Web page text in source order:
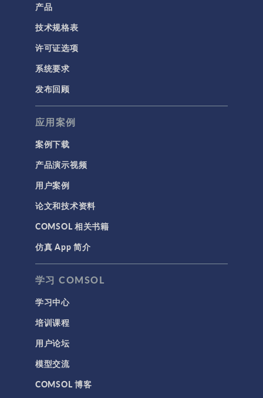
产品
技术规格表
许可证选项
系统要求
发布回顾
应用案例
案例下载
产品演示视频
用户案例
论文和技术资料
COMSOL 相关书籍
仿真 App 简介
学习 COMSOL
学习中心
培训课程
用户论坛
模型交流
COMSOL 博客